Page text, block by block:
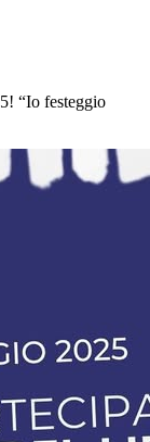
“Io festeggio